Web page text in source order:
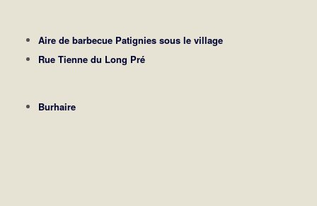
Aire de barbecue Patignies sous le village
Rue Tienne du Long Pré
Burhaire